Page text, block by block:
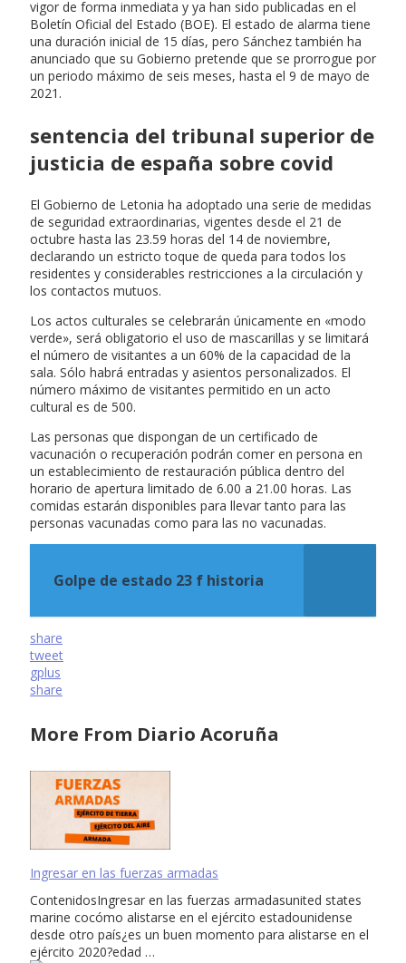
vigor de forma inmediata y ya han sido publicadas en el
Boletín Oficial del Estado (BOE). El estado de alarma tiene
una duración inicial de 15 días, pero Sánchez también ha
anunciado que su Gobierno pretende que se prorrogue por
un periodo máximo de seis meses, hasta el 9 de mayo de
2021.
sentencia del tribunal superior de
justicia de españa sobre covid
El Gobierno de Letonia ha adoptado una serie de medidas
de seguridad extraordinarias, vigentes desde el 21 de
octubre hasta las 23.59 horas del 14 de noviembre,
declarando un estricto toque de queda para todos los
residentes y considerables restricciones a la circulación y
los contactos mutuos.
Los actos culturales se celebrarán únicamente en «modo
verde», será obligatorio el uso de mascarillas y se limitará
el número de visitantes a un 60% de la capacidad de la
sala. Sólo habrá entradas y asientos personalizados. El
número máximo de visitantes permitido en un acto
cultural es de 500.
Las personas que dispongan de un certificado de
vacunación o recuperación podrán comer en persona en
un establecimiento de restauración pública dentro del
horario de apertura limitado de 6.00 a 21.00 horas. Las
comidas estarán disponibles para llevar tanto para las
personas vacunadas como para las no vacunadas.
Golpe de estado 23 f historia
share
tweet
gplus
share
More From Diario Acoruña
Ingresar en las fuerzas armadas
ContenidosIngresar en las fuerzas armadasunited states
marine cocómo alistarse en el ejército estadounidense
desde otro país¿es un buen momento para alistarse en el
ejército 2020?edad …